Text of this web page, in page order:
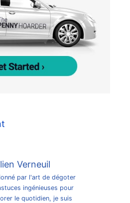
Verneuil
par l'art de dégoter
ingénieuses pour
le quotidien, je suis